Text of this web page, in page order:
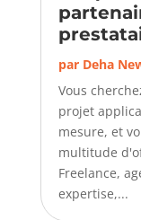
par Deha
Vous
projet
mesure, et
multitude
Freelance,
expertise,...